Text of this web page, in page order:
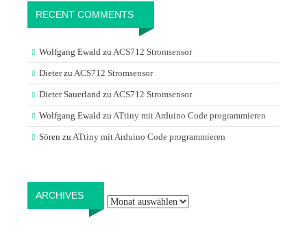
RECENT COMMENTS
Wolfgang Ewald zu ACS712 Stromsensor
Dieterzu ACS712 Stromsensor
Dieter Sauerland zu ACS712 Stromsensor
Wolfgang Ewald zu ATtiny mit Arduino Code programmieren
Sören zu ATtiny mit Arduino Code programmieren
ARCHIVES